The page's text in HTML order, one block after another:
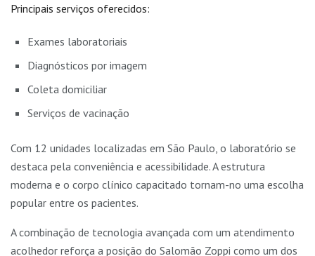
Principais serviços oferecidos:
Exames laboratoriais
Diagnósticos por imagem
Coleta domiciliar
Serviços de vacinação
Com 12 unidades localizadas em São Paulo, o laboratório se
destaca pela conveniência e acessibilidade. A estrutura
moderna e o corpo clínico capacitado tornam-no uma escolha
popular entre os pacientes.
A combinação de tecnologia avançada com um atendimento
acolhedor reforça a posição do Salomão Zoppi como um dos